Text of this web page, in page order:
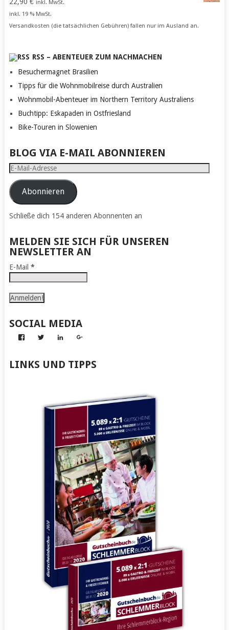
inkl. MwSt.
inkl. 19 % MwSt.
Versandkosten (die tatsächlichen Gebühren) fallen nur im Ausland an.
RSS – ABENTEUER ZUM NACHMACHEN
Besuchermagnet Brasilien
Tipps für die Wohnmobilreise durch Australien
Wohnmobil-Abenteuer im Northern Territory Australiens
Buchtipp: Eskapaden in Ostfriesland
Bike-Touren in Slowenien
BLOG VIA E-MAIL ABONNIEREN
E-
Mail-
AdresseAbonnieren
Schließe dich 154 anderen Abonnenten an
MELDEN SIE SICH FÜR UNSEREN
NEWSLETTER AN
E-Mail *
SOCIAL MEDIA
Profil
Nachmachen
Profil
Kapff
Profil
Kapff
Profil
Kapff
LINKS UND TIPPS